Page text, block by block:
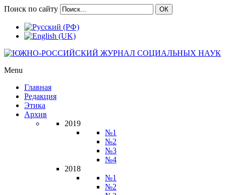
Поиск по сайту ОК
Menu
Главная
Редакция
Этика
Архив
2019
№1
№2
№3
№4
2018
№1
№2